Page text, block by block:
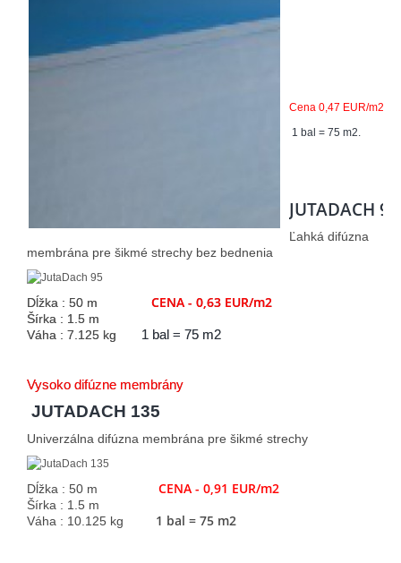
Cena 0,47 EUR/m2
1 bal = 75 m2.
JUTADACH 95
Ľahká difúzna
membrána pre šikmé strechy bez bednenia
Dĺžka : 50 m CENA - 0,63 EUR/m2
Šírka : 1.5 m
Váha : 7.125 kg 1 bal = 75 m2
Vysoko difúzne membrány
JUTADACH 135
Univerzálna difúzna membrána pre šikmé strechy
Dĺžka : 50 m CENA - 0,91 EUR/m2
Šírka : 1.5 m
Váha : 10.125 kg 1 bal = 75 m2